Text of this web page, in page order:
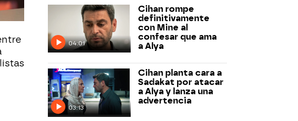
04:01
Cihan rompe
definitivamente
con Mine al
confesar que ama
a Alya
03:13
Cihan planta cara a
Sadakat por atacar
a Alya y lanza una
advertencia